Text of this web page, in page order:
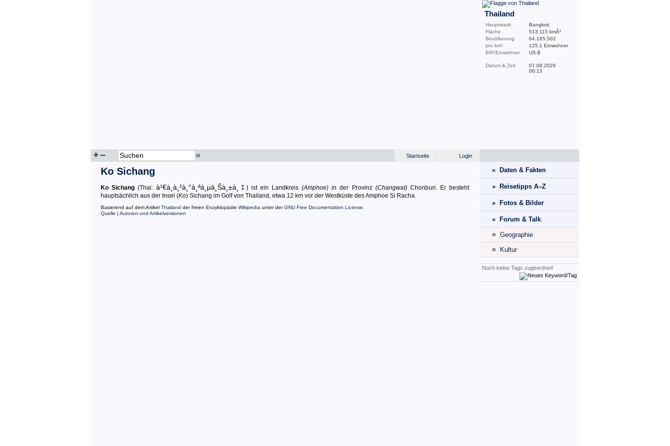
Thailand
Hauptstadt
Bangkok
Fläche
513.115 kmÂ²
Bevölkerung
64.185.502
pro km²
125,1 Einwohner
BIP/Einwohner
US-$
Datum & Zeit
07.08.2026
06:13
+– » Login
Startseite
Ko Sichang
Ko Sichang (Thai:à¹€à¸à¸²à¸°à¸ªà¸µà¸Šà¸±à¸‡ ) ist ein Landkreis(Amphoe) in der Provinz (Changwat)Chonburi. Er besteht
hauptsächlich aus der Insel (Ko) Sichang im Golf von Thailand, etwa 12 km vor der Westküste des Amphoe Si Racha.
Basierend auf dem Artikel Thailand der freien Enzyklopädie Wikipedia unter derGNU Free Documentation License
Quelle | Autoren und Artikelversionen
« Daten & Fakten
» Reisetipps A–Z
» Fotos & Bilder
» Forum & Talk
≡ Geographie
≡ Kultur
Noch keine Tags zugeordnet!